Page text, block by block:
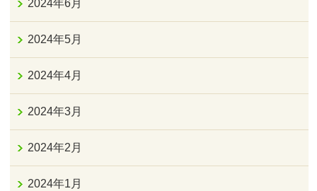
2024年6月
2024年5月
2024年4月
2024年3月
2024年2月
2024年1月